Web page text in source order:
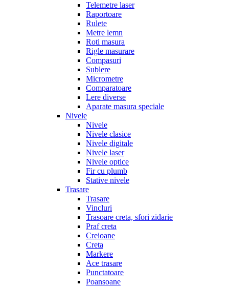
Telemetre laser
Raportoare
Rulete
Metre lemn
Roti masura
Rigle masurare
Compasuri
Sublere
Micrometre
Comparatoare
Lere diverse
Aparate masura speciale
Nivele
Nivele
Nivele clasice
Nivele digitale
Nivele laser
Nivele optice
Fir cu plumb
Stative nivele
Trasare
Trasare
Vincluri
Trasoare creta, sfori zidarie
Praf creta
Creioane
Creta
Markere
Ace trasare
Punctatoare
Poansoane